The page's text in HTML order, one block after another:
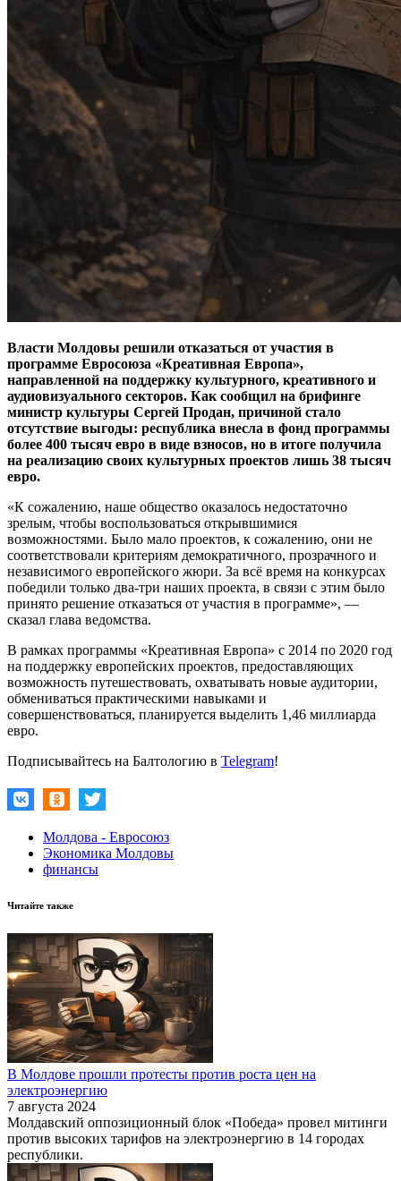
Власти Молдовы решили отказаться от участия в
программе Евросоюза «Креативная Европа»,
направленной на поддержку культурного, креативного и
аудиовизуального секторов. Как сообщил на брифинге
министр культуры Сергей Продан, причиной стало
отсутствие выгоды: республика внесла в фонд программы
более 400 тысяч евро в виде взносов, но в итоге получила
на реализацию своих культурных проектов лишь 38 тысяч
евро.
«К сожалению, наше общество оказалось недостаточно
зрелым, чтобы воспользоваться открывшимися
возможностями. Было мало проектов, к сожалению, они не
соответствовали критериям демократичного, прозрачного и
независимого европейского жюри. За всë время на конкурсах
победили только два-три наших проекта, в связи с этим было
принято решение отказаться от участия в программе», —
сказал глава ведомства.
В рамках программы «Креативная Европа» с 2014 по 2020 год
на поддержку европейских проектов, предоставляющих
возможность путешествовать, охватывать новые аудитории,
обмениваться практическими навыками и
совершенствоваться, планируется выделить 1,46 миллиарда
евро.
Подписывайтесь на Балтологию в Telegram!
Молдова - Евросоюз
Экономика Молдовы
финансы
Читайте также
В Молдове прошли протесты против роста цен на
электроэнергию
7 августа 2024
Молдавский оппозиционный блок «Победа» провел митинги
против высоких тарифов на электроэнергию в 14 городах
республики.